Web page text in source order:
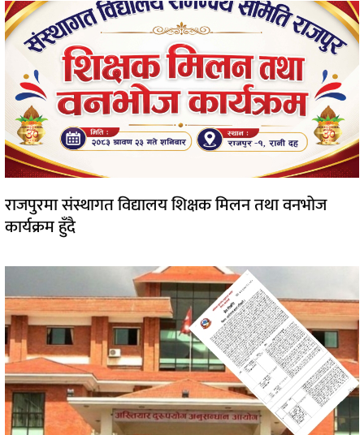
राजपुरमा संस्थागत विद्यालय शिक्षक मिलन तथा वनभोज
कार्यक्रम हुँदै